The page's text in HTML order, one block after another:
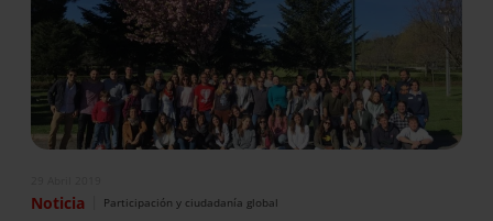
Noticia Participación y ciudadanía global